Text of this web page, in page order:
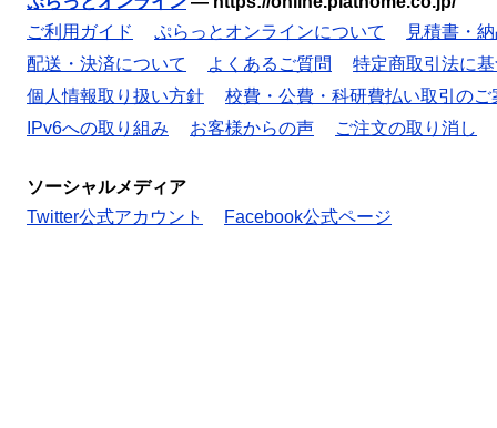
ご利用ガイド
ぷらっとオンラインについて
見積書・
配送・決済について
よくあるご質問
特定商取引法に
個人情報取り扱い方針
校費・公費・科研費払い取引のご
IPv6への取り組み
お客様からの声 ご注文の取り消し
ソーシャルメディア
Twitter公式アカウント
Facebook公式ページ